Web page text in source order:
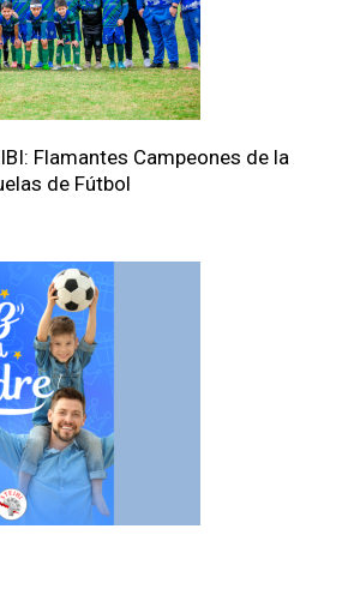
Flamantes Campeones de la
de Fútbol